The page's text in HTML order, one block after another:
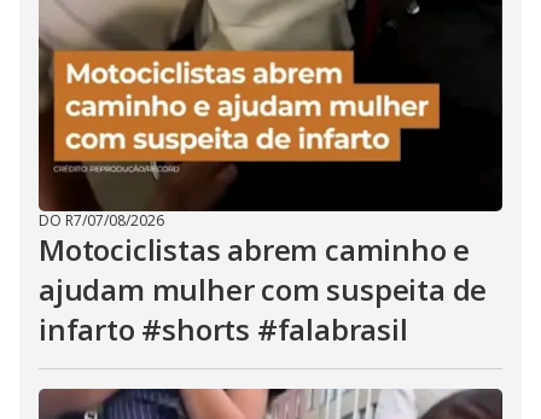
DO R7/07/08/2026
Motociclistas abrem caminho e
ajudam mulher com suspeita de
infarto #shorts #falabrasil